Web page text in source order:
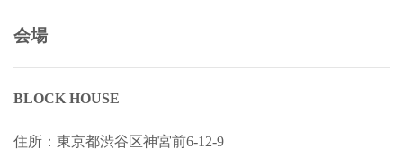
会場
BLOCK HOUSE
住所：東京都渋谷区神宮前6-12-9